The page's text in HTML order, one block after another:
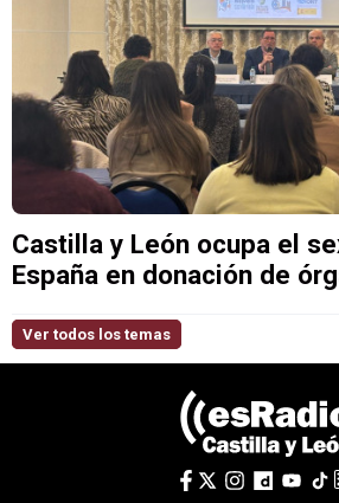
Castilla y León ocupa el
España en donación de
Ver todos los temas